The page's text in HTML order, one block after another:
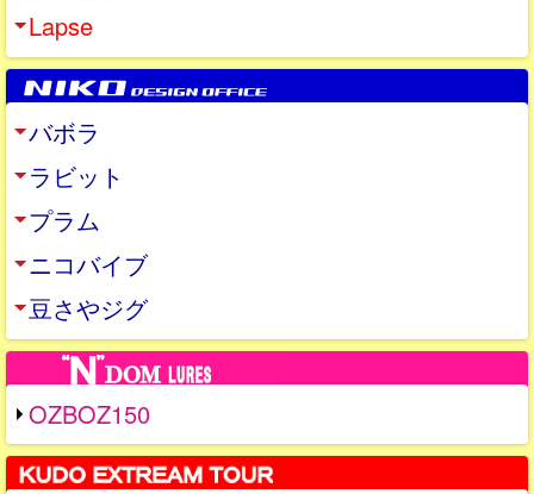
Lapse
バボラ
ラビット
プラム
ニコバイブ
豆さやジグ
OZBOZ150